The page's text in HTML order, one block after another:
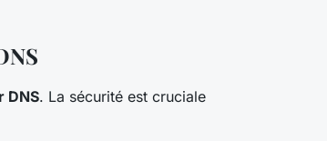
DNS. La sécurité est cruciale